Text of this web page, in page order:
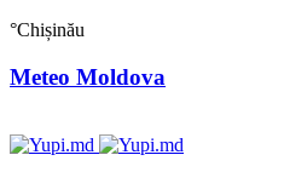
°Chișinău
Meteo Moldova